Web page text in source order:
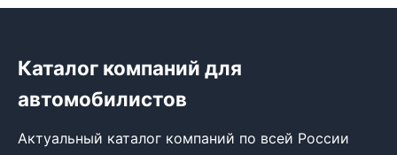
Каталог компаний для
автомобилистов
Актуальный каталог компаний по всей России